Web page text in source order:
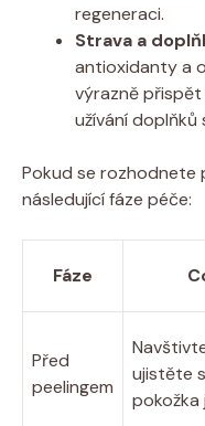
regeneraci.
Strava a
antioxidanty a
výrazně přispět
užívání doplňků
Pokud se rozhodnete
následující fáze péče:
Fáze
Před
peelingem
ujistěte
pokožka